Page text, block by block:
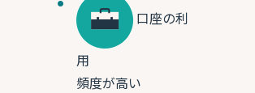
口座の利
用
頻度が高い